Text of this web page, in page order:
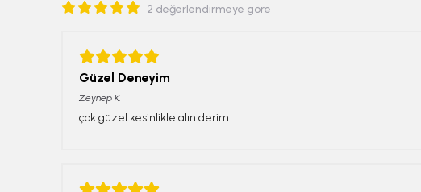
2 değerlendirmeye göre
Güzel Deneyim
Zeynep K.
çok güzel kesinlikle alın derim